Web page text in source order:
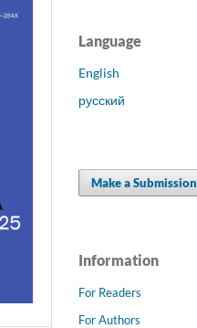
Language
English
русский
Make a Submission
Information
For Readers
For Authors